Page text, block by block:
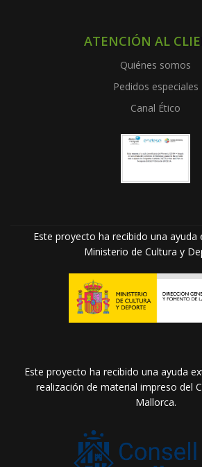
ATENCIÓN AL
Quiénes somos
Pedidos especiales
Canal Ético
Este proyecto ha recibido una ayuda
Ministerio de Cultura y
Este proyecto ha recibido una ayuda
realización de material impreso del
Mallorca.